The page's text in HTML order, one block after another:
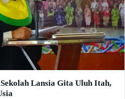
Lansia Gita Uluh Itah,